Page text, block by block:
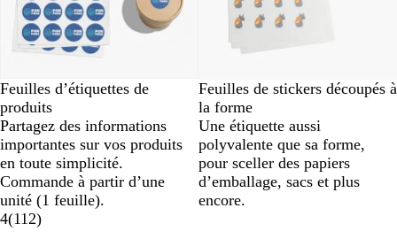
Feuilles d’étiquettes de
produits
Partagez des informations
importantes sur vos produits
en toute simplicité.
Commande à partir d’une
unité (1 feuille).
4(112)
Feuilles de stickers découpés à
la forme
Une étiquette aussi
polyvalente que sa forme,
pour sceller des papiers
d’emballage, sacs et plus
encore.